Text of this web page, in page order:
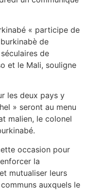
« participe de
de
de
et le Mali, souligne
les deux pays y
» seront au menu
malien, le colonel
occasion pour
la
mutualiser leurs
auxquels le